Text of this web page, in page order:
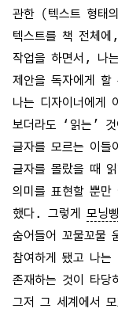
관한 (텍스트 형태
텍스트를 책 전체
작업을 하면서, 나
제안을 독자에게
나는 디자이너에게
보더라도 ‘읽는’
글자를 모르는 이
글자를 몰랐을 때
의미를 표현할 뿐만
했다. 그렇게 모닝
숨어들어 꼬물꼬물
참여하게 됐고 나는
존재하는 것이 타
그저 그 세계에서